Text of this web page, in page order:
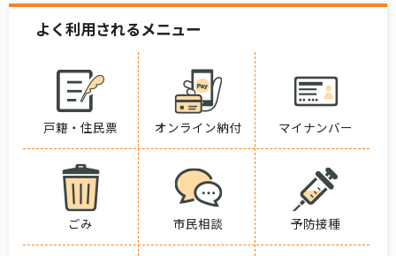
よく利用されるメニュー
戸籍・住民票 オンライン納付 マイナンバー
ごみ 市民相談 予防接種